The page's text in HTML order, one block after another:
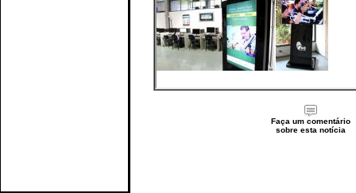
Faça um comentário
sobre esta notícia